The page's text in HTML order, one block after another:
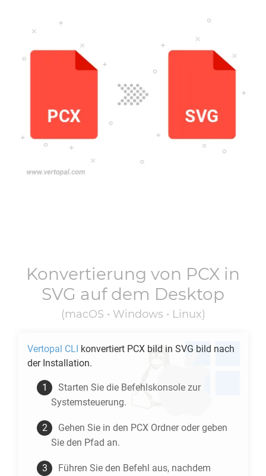
Konvertierung von PCX in
SVG auf dem Desktop
(macOS • Windows • Linux)
Vertopal CLI konvertiert PCX bild in SVG bild nach
der Installation.
Starten Sie die Befehlskonsole zur
Systemsteuerung.
Gehen Sie in den PCX Ordner oder geben
Sie den Pfad an.
Führen Sie den Befehl aus, nachdem